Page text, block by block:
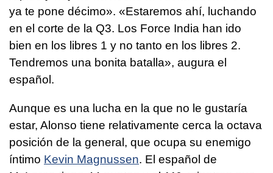
ya te pone décimo». «Estaremos ahí, luchando
en el corte de la Q3. Los Force India han ido
bien en los libres 1 y no tanto en los libres 2.
Tendremos una bonita batalla», augura el
español.
Aunque es una lucha en la que no le gustaría
estar, Alonso tiene relativamente cerca la octava
posición de la general, que ocupa su enemigo
íntimo Kevin Magnussen. El español de